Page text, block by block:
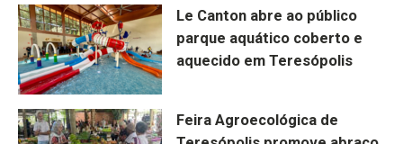
Le Canton abre ao público
parque aquático coberto e
aquecido em Teresópolis
Feira Agroecológica de